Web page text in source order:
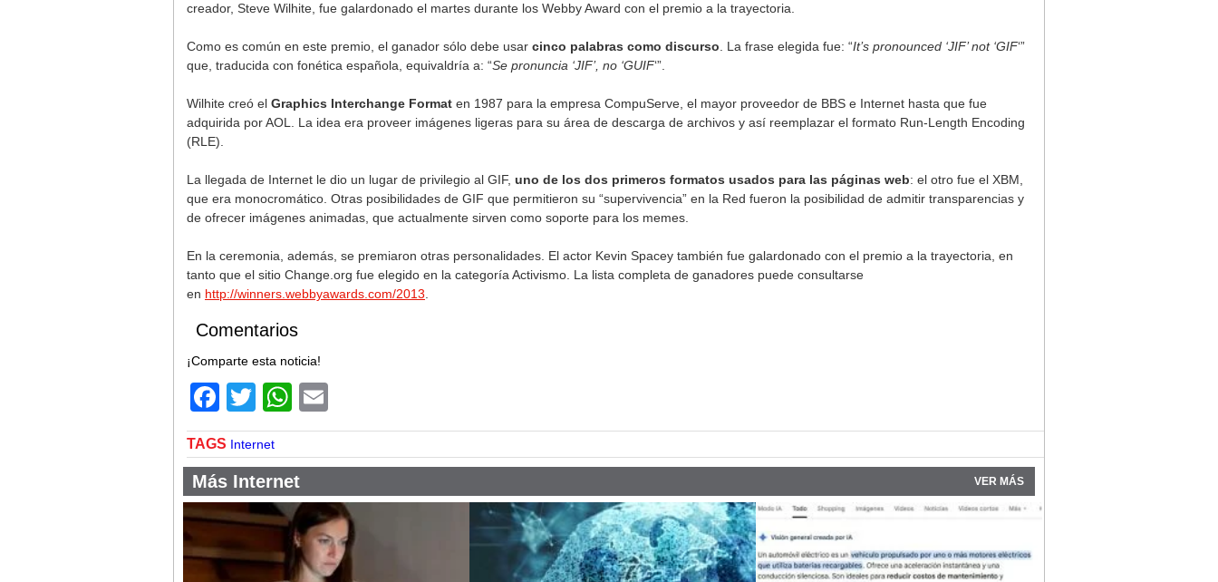
creador, Steve Wilhite, fue galardonado el martes durante los Webby Award con el premio a la trayectoria.
Como es común en este premio, el ganador sólo debe usar cinco palabras como discurso . La frase elegida fue: “It’s pronounced ‘JIF’ not ‘GIF‘”
que, traducida con fonética española, equivaldría a: “Se pronuncia ‘JIF’, no ‘GUIF‘”.
Wilhite creó el Graphics Interchange Format en 1987 para la empresa CompuServe, el mayor proveedor de BBS e Internet hasta que fue
adquirida por AOL. La idea era proveer imágenes ligeras para su área de descarga de archivos y así reemplazar el formato Run-Length Encoding
(RLE).
La llegada de Internet le dio un lugar de privilegio al GIF, uno de los dos primeros formatos usados para las páginas web: el otro fue el XBM,
que era monocromático. Otras posibilidades de GIF que permitieron su “supervivencia” en la Red fueron la posibilidad de admitir transparencias y
de ofrecer imágenes animadas, que actualmente sirven como soporte para los memes.
En la ceremonia, además, se premiaron otras personalidades. El actor Kevin Spacey también fue galardonado con el premio a la trayectoria, en
tanto que el sitio Change.org fue elegido en la categoría Activismo. La lista completa de ganadores puede consultarse
en http://winners.webbyawards.com/2013
Comentarios
¡Comparte esta noticia!
Facebook
TwitterWhatsApp
TAGS Internet
Más Internet VER MÁS